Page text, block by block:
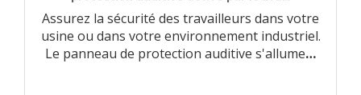
Assurez la sécurité des travailleurs dans votre
usine ou dans votre environnement industriel.
Le panneau de protection auditive s'allume…